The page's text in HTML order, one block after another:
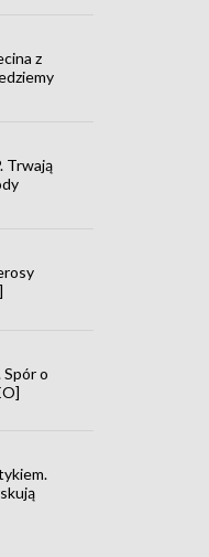
z
Trwają
o